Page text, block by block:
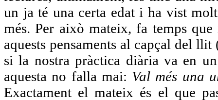
un ja té una certa edat i ha vist
més. Per això mateix, fa temps
aquests pensaments al capçal del
si la nostra pràctica diària va en
aquesta no falla mai: Val més una
Exactament el mateix és el que